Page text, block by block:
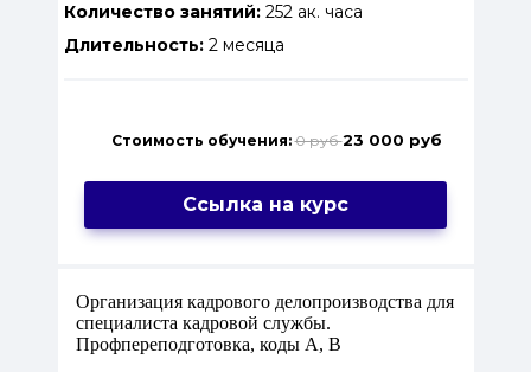
Количество занятий:252 ак. часа
Длительность:2 месяца
Стоимость обучения: 0 руб23 000 руб
Ссылка на курс
Организация кадрового делопроизводства для
специалиста кадровой службы.
Профпереподготовка, коды А, В